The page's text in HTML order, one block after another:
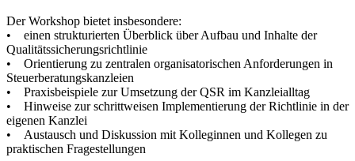
Der Workshop bietet insbesondere:
• einen strukturierten Überblick über Aufbau und Inhalte der
Qualitätssicherungsrichtlinie
• Orientierung zu zentralen organisatorischen Anforderungen in
Steuerberatungskanzleien
• Praxisbeispiele zur Umsetzung der QSR im Kanzleialltag
• Hinweise zur schrittweisen Implementierung der Richtlinie in der
eigenen Kanzlei
• Austausch und Diskussion mit Kolleginnen und Kollegen zu
praktischen Fragestellungen